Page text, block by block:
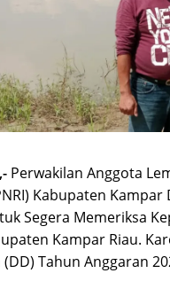
Perwakilan Anggota
Kabupaten
Segera Memeriksa
Kampar Riau.
Tahun Anggaran